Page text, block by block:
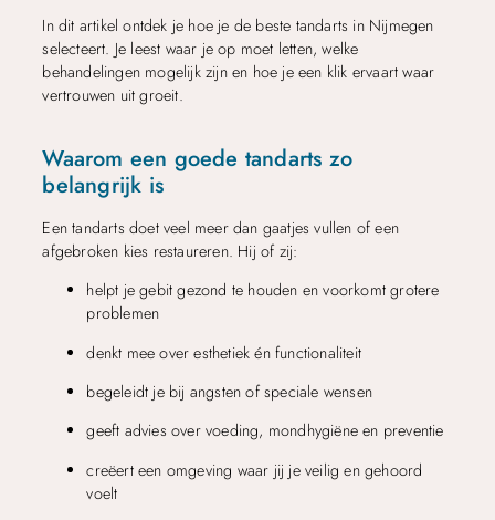
In dit artikel ontdek je hoe je de beste tandarts in Nijmegen
selecteert. Je leest waar je op moet letten, welke
behandelingen mogelijk zijn en hoe je een klik ervaart waar
vertrouwen uit groeit.
Waarom een goede tandarts zo
belangrijk is
Een tandarts doet veel meer dan gaatjes vullen of een
afgebroken kies restaureren. Hij of zij:
helpt je gebit gezond te houden en voorkomt grotere
problemen
denkt mee over esthetiek én functionaliteit
begeleidt je bij angsten of speciale wensen
geeft advies over voeding, mondhygiëne en preventie
creëert een omgeving waar jij je veilig en gehoord
voelt